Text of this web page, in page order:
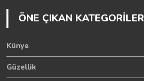
ÖNE ÇIKAN KATEGORİLER
Künye
Güzellik